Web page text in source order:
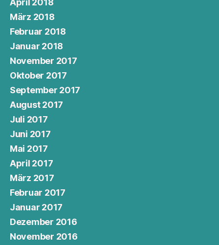
April 2018
März 2018
Februar 2018
Januar 2018
November 2017
Oktober 2017
September 2017
August 2017
Juli 2017
Juni 2017
Mai 2017
April 2017
März 2017
Februar 2017
Januar 2017
Dezember 2016
November 2016